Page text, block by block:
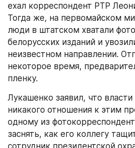
ехал корреспондент РТР
Тогда же, на первомайском
люди в штатском хватали
белорусских изданий и
неизвестном направлении.
некоторое время,
пленку.
Лукашенко заявил, что
никакого отношения к этим
одному из
заснять, как его коллегу
сотрудник президентской